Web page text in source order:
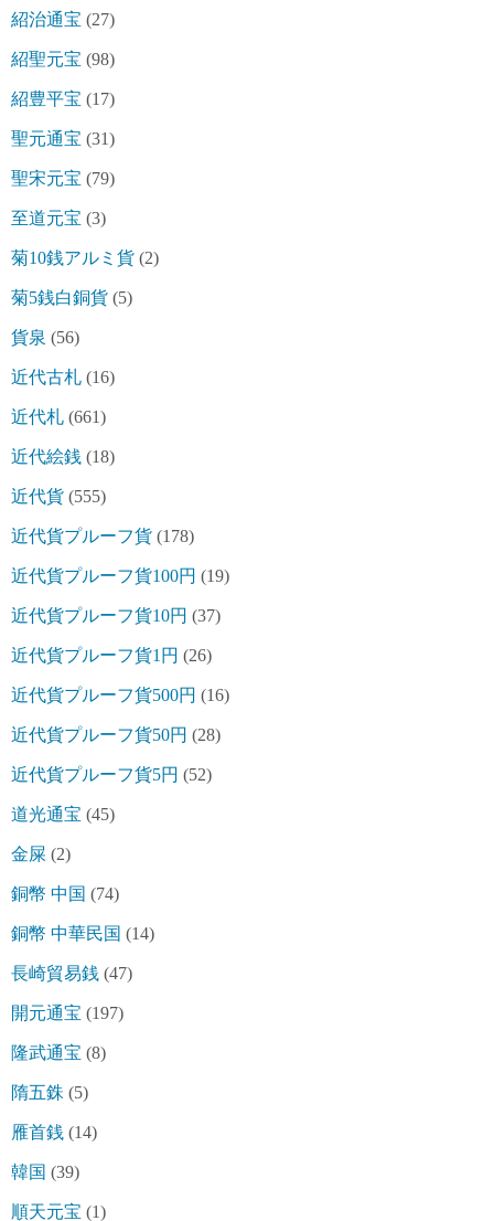
紹治通宝 (27)
紹聖元宝 (98)
紹豊平宝 (17)
聖元通宝 (31)
聖宋元宝 (79)
至道元宝 (3)
菊10銭アルミ貨 (2)
菊5銭白銅貨 (5)
貨泉 (56)
近代古札 (16)
近代札 (661)
近代絵銭 (18)
近代貨 (555)
近代貨プルーフ貨 (178)
近代貨プルーフ貨100円 (19)
近代貨プルーフ貨10円 (37)
近代貨プルーフ貨1円 (26)
近代貨プルーフ貨500円 (16)
近代貨プルーフ貨50円 (28)
近代貨プルーフ貨5円 (52)
道光通宝 (45)
金屎 (2)
銅幣 中国 (74)
銅幣 中華民国 (14)
長崎貿易銭 (47)
開元通宝 (197)
隆武通宝 (8)
隋五銖 (5)
雁首銭 (14)
韓国 (39)
順天元宝 (1)